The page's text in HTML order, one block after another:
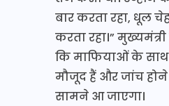
बार करता रहा, धूल
करता रहा।”
कि माफियाओं के
मौजूद हैं और जांच
सामने आ जाएगा।